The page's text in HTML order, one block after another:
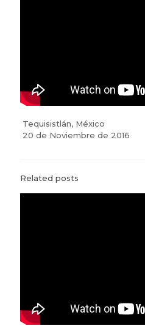
Tequisistlán, México
20 de Noviembre de 2016
Related posts